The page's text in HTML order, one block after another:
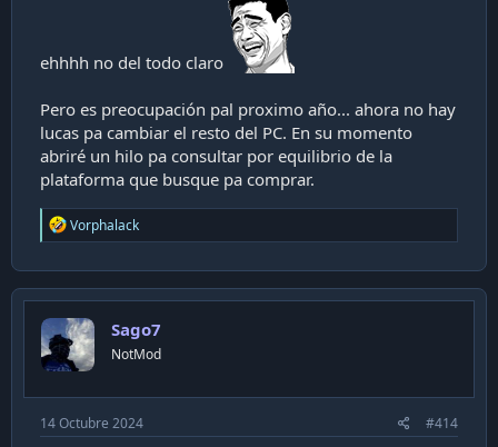
2x1R) de 6400 MT/s o unas 2x32GB
) de 6000 MT/s y no activas XMP/EXPO, estas
correrán a 5200 MT/s que es lo que te dice ahí. Saludos
los Ryzen 9000 con 3D V-Cache, sino sería que te
aguantaras a Zen6 que también saldrá para AM5 (puede
que sea última arquitectura de ese socket).
ehhhh no del todo claro
Pero es preocupación pal proximo año... ahora no hay
lucas pa cambiar el resto del PC. En su momento
abriré un hilo pa consultar por equilibrio de la
plataforma que busque pa comprar.
R
e
c
t
o
n
s
Vorphalack
Sago7
NotMod
14 Octubre 2024 #414